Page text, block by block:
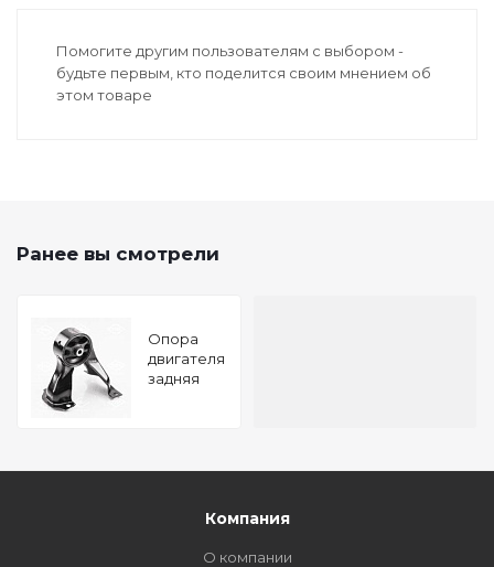
Помогите другим пользователям с выбором -
будьте первым, кто поделится своим мнением об
этом товаре
Ранее вы смотрели
Опора
двигателя
задняя
Компания
О компании